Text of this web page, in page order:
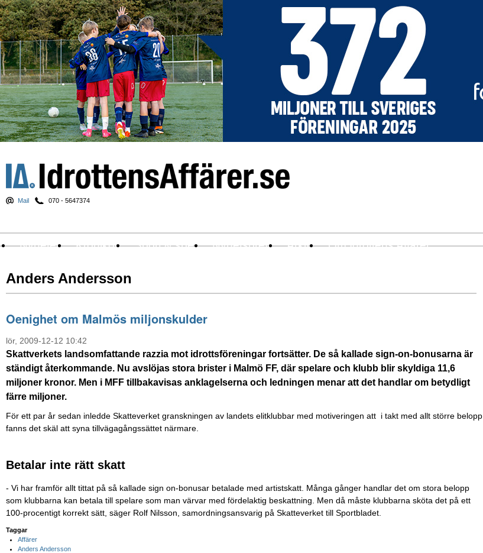
Mail 070 - 5647374
Nyheter Krönikor Sport & spel Nyhetsbrev Arkiv Om Idrottens Affärer
Anders Andersson
Oenighet om Malmös miljonskulder
lör, 2009-12-12 10:42
Skattverkets landsomfattande razzia mot idrottsföreningar fortsätter. De så kallade sign-on-bonusarna är
ständigt återkommande. Nu avslöjas stora brister i Malmö FF, där spelare och klubb blir skyldiga 11,6
miljoner kronor. Men i MFF tillbakavisas anklagelserna och ledningen menar att det handlar om betydligt
färre miljoner.
För ett par år sedan inledde Skatteverket granskningen av landets elitklubbar med motiveringen att i takt med allt större belopp
fanns det skäl att syna tillvägagångssättet närmare.
Betalar inte rätt skatt
- Vi har framför allt tittat på så kallade sign on-bonusar betalade med artistskatt. Många gånger handlar det om stora belopp
som klubbarna kan betala till spelare som man värvar med fördelaktig beskattning. Men då måste klubbarna sköta det på ett
100-procentigt korrekt sätt, säger Rolf Nilsson, samordningsansvarig på Skatteverket till Sportbladet.
Taggar
Affärer
Anders Andersson